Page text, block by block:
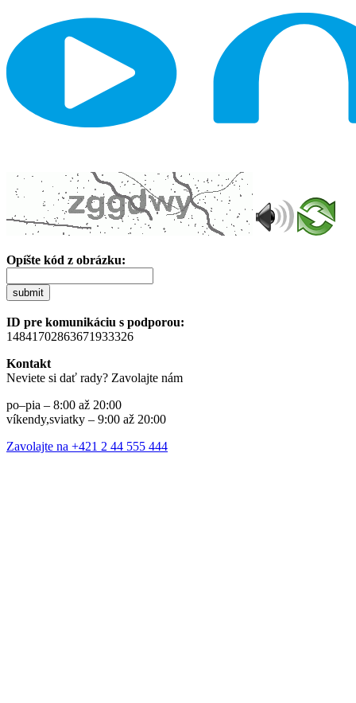
Opíšte kód z obrázku:
submit
ID pre komunikáciu s podporou:
14841702863671933326
Kontakt
Neviete si dať rady? Zavolajte nám
po–pia – 8:00 až 20:00
víkendy,sviatky – 9:00 až 20:00
Zavolajte na +421 2 44 555 444